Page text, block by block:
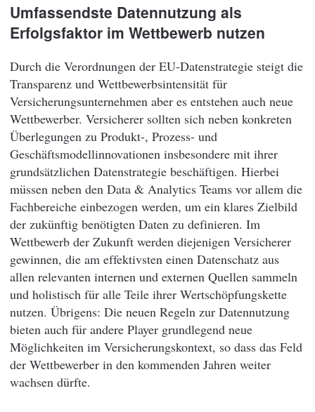
Umfassendste Datennutzung als
Erfolgsfaktor im Wettbewerb nutzen
Durch die Verordnungen der EU-Datenstrategie steigt die
Transparenz und Wettbewerbsintensität für
Versicherungsunternehmen aber es entstehen auch neue
Wettbewerber. Versicherer sollten sich neben konkreten
Überlegungen zu Produkt-, Prozess- und
Geschäftsmodellinnovationen insbesondere mit ihrer
grundsätzlichen Datenstrategie beschäftigen. Hierbei
müssen neben den Data & Analytics Teams vor allem die
Fachbereiche einbezogen werden, um ein klares Zielbild
der zukünftig benötigten Daten zu definieren. Im
Wettbewerb der Zukunft werden diejenigen Versicherer
gewinnen, die am effektivsten einen Datenschatz aus
allen relevanten internen und externen Quellen sammeln
und holistisch für alle Teile ihrer Wertschöpfungskette
nutzen. Übrigens: Die neuen Regeln zur Datennutzung
bieten auch für andere Player grundlegend neue
Möglichkeiten im Versicherungskontext, so dass das Feld
der Wettbewerber in den kommenden Jahren weiter
wachsen dürfte.